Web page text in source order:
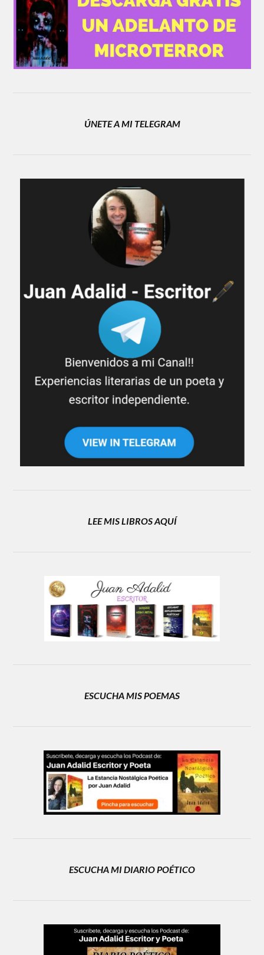
ÚNETE A MI TELEGRAM
LEE MIS LIBROS AQUÍ
ESCUCHA MIS POEMAS
ESCUCHA MI DIARIO POÉTICO